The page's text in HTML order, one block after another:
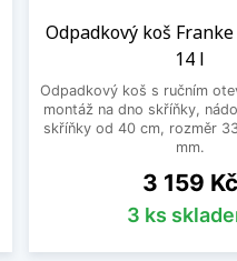
Odpadkový koš
14 l
Odpadkový koš s ručním
montáž na dno skříňky,
skříňky od 40 cm, rozměr
mm.
Cena
3 159 Kč
3 ks